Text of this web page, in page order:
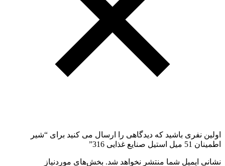
اولین نفری باشید که دیدگاهی را ارسال می کنید برای “شیر
اطمینان 51 میل استیل صنایع غذایی 316”
نشانی ایمیل شما منتشر نخواهد شد. بخش‌های موردنیاز